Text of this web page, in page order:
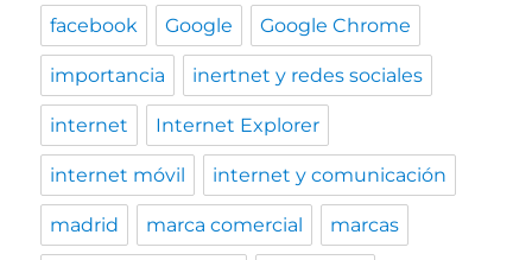
facebook Google Google Chrome
importancia inertnet y redes sociales
internet Internet Explorer
internet móvil internet y comunicación
madrid marca comercial marcas